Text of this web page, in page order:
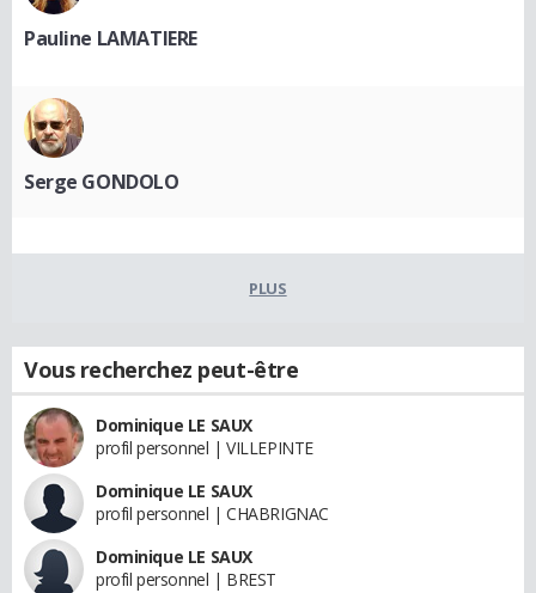
Pauline LAMATIERE
Serge GONDOLO
PLUS
Vous recherchez peut-être
Dominique LE SAUX
profil personnel | VILLEPINTE
Dominique LE SAUX
profil personnel | CHABRIGNAC
Dominique LE SAUX
profil personnel | BREST